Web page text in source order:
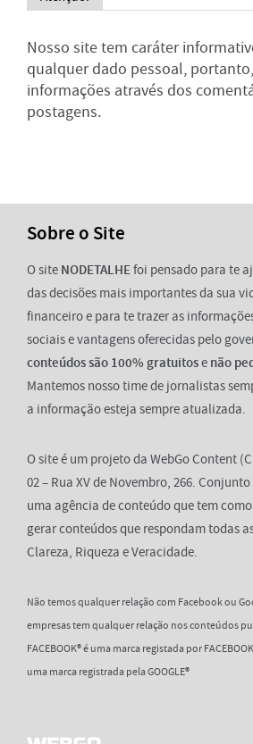
Nosso site tem caráter
qualquer dado pessoal,
informações através dos
postagens.
Sobre o Site
O site NODETALHEfoi pensado para te
das decisões mais importantes da sua
financeiro e para te trazer as
sociais e vantagens oferecidas pelo
conteúdos são 100% gratuitose não
Mantemos nosso time de jornalistas
a informação esteja sempre atualizada.
O site é um projeto da WebGo Content
02 – Rua XV de Novembro, 266.
uma agência de conteúdo que tem
gerar conteúdos que respondam todas
Clareza, Riqueza e Veracidade.
Não temos qualquer relação com Facebook ou
empresas tem qualquer relação nos conteúdos
FACEBOOK® é uma marca registada por
uma marca registrada pela GOOGLE®